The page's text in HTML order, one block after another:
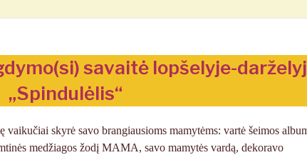
savaitė lopšelyje-
„Spindulėlis“
skyrė savo brangiausioms mamytėms: vartė šeimos
medžiagos žodį MAMA, savo mamytės vardą, dekoravo